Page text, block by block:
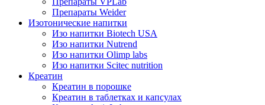
Препараты Weider
Изотонические напитки
Изо напитки Biotech USA
Изо напитки Nutrend
Изо напитки Olimp labs
Изо напитки Scitec nutrition
Креатин
Креатин в порошке
Креатин в таблетках и капсулах